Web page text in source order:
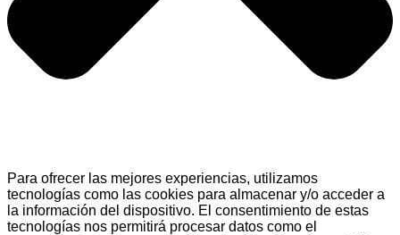
Para ofrecer las mejores experiencias, utilizamos
tecnologías como las cookies para almacenar y/o acceder a
la información del dispositivo. El consentimiento de estas
tecnologías nos permitirá procesar datos como el